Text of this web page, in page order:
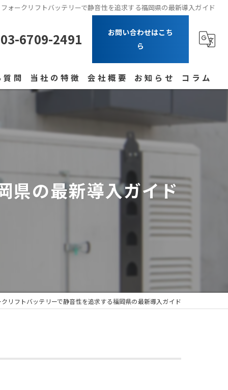
フォークリフトバッテリーで静音性を追求する福岡県の最新導入ガイド
03-6709-2491
お問い合わせはこち
ら
問 当社の特徴
バッテリー
発電機
会社概要 お知らせ コラム
県の最新導入ガイド
クリフトバッテリーで静音性を追求する福岡県の最新導入ガイド